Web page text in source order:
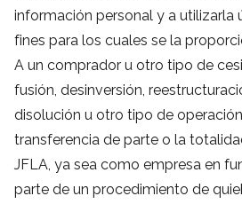
información personal y a utilizarla
fines para los cuales se la
A un comprador u otro tipo de
fusión, desinversión,
disolución u otro tipo de
transferencia de parte o la
JFLA, ya sea como empresa en
parte de un procedimiento de